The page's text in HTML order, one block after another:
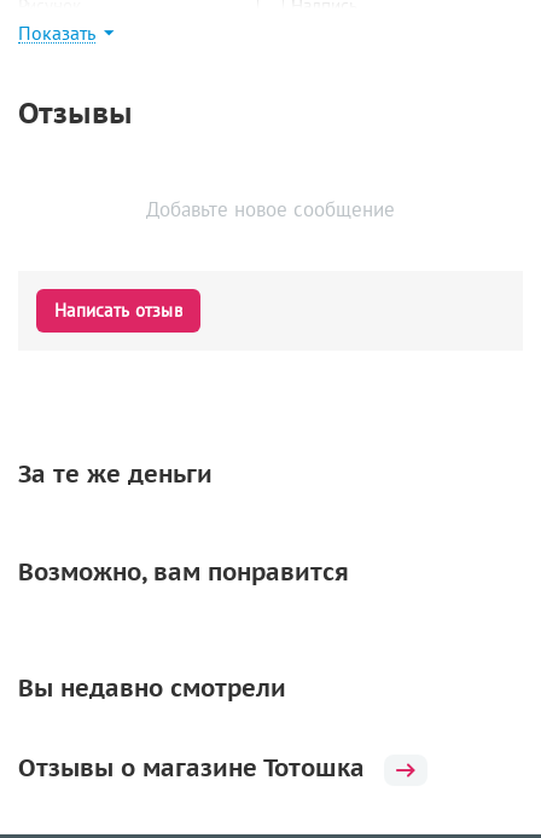
Надпись
Показать
Отзывы
Добавьте новое сообщение
Написать отзыв
За те же деньги
Возможно, вам понравится
Вы недавно смотрели
Отзывы о магазине Тотошка